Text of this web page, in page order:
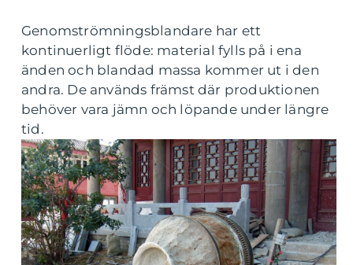
Genomströmningsblandare har ett
kontinuerligt flöde: material fylls på i ena
änden och blandad massa kommer ut i den
andra. De används främst där produktionen
behöver vara jämn och löpande under längre
tid.